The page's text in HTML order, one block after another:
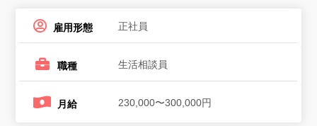
雇用形態 正社員
職種 生活相談員
月給 230,000〜300,000円